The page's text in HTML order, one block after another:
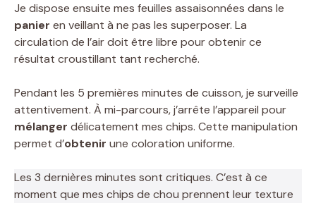
Je dispose ensuite mes feuilles assaisonnées dans le
panier en veillant à ne pas les superposer. La
circulation de l’air doit être libre pour obtenir ce
résultat croustillant tant recherché.
Pendant les 5 premières minutes de cuisson, je surveille
attentivement. À mi-parcours, j’arrête l’appareil pour
mélanger délicatement mes chips. Cette manipulation
permet d’obtenir une coloration uniforme.
Les 3 dernières minutes sont critiques. C’est à ce
moment que mes chips de chou prennent leur texture